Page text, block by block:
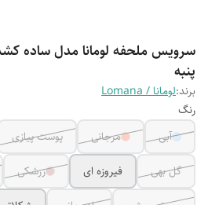
پنبه
برند:لومانا / Lomana
رنگ
آبی
مرجانی پوست پیازی
گل بهی
فیروزه ای زرشکی